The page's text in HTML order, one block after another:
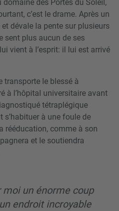
des Portes du Soleil,
c’est le drame. Après un
dévale la pente sur plusieurs
sent plus aucun de ses
vient à l’esprit: il lui est arrivé
transporte le blessé à
à l’hôpital universitaire avant
tétraplégique
à une foule de
rééducation, comme à son
et le soutiendra
un énorme coup
endroit incroyable